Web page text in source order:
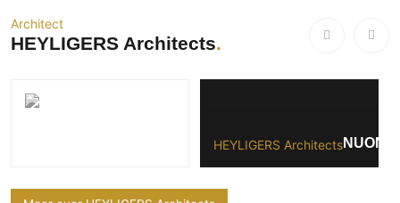
Architect
HEYLIGERS Architects
HEYLIGERS ArchitectsNUON